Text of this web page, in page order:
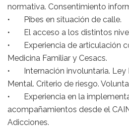
normativa. Consentimiento
• Pibes en situación de calle.
• El acceso a los distintos
• Experiencia de articulación
Medicina Familiar y Cesacs.
• Internación involuntaria. Ley
Mental. Criterio de riesgo.
• Experiencia en la
acompañamientos desde el
Adicciones.